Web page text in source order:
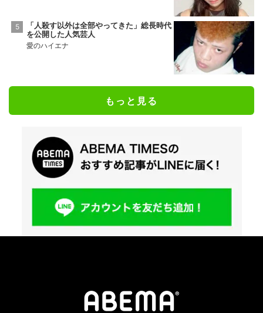
「人殺す以外は全部やってきた」総長時代
を公開した人気芸人
愛のハイエナ
もっと見る